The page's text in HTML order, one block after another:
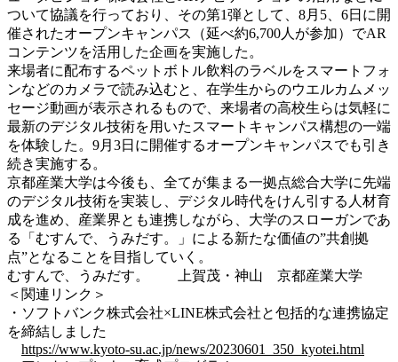
ついて協議を行っており、その第1弾として、8月5、6日に開
催されたオープンキャンパス（延べ約6,700人が参加）でAR
コンテンツを活用した企画を実施した。
来場者に配布するペットボトル飲料のラベルをスマートフォ
ンなどのカメラで読み込むと、在学生からのウエルカムメッ
セージ動画が表示されるもので、来場者の高校生らは気軽に
最新のデジタル技術を用いたスマートキャンパス構想の一端
を体験した。9月3日に開催するオープンキャンパスでも引き
続き実施する。
京都産業大学は今後も、全てが集まる一拠点総合大学に先端
のデジタル技術を実装し、デジタル時代をけん引する人材育
成を進め、産業界とも連携しながら、大学のスローガンであ
る「むすんで、うみだす。」による新たな価値の”共創拠
点”となることを目指していく。
むすんで、うみだす。 上賀茂・神山 京都産業大学
＜関連リンク＞
・ソフトバンク株式会社×LINE株式会社と包括的な連携協定
を締結しました
https://www.kyoto-su.ac.jp/news/20230601_350_kyotei.html